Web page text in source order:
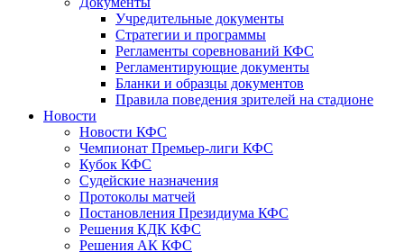
Учредительные документы
Стратегии и программы
Регламенты соревнований КФС
Регламентирующие документы
Бланки и образцы документов
Правила поведения зрителей на стадионе
Новости
Новости КФС
Чемпионат Премьер-лиги КФС
Кубок КФС
Судейские назначения
Протоколы матчей
Постановления Президиума КФС
Решения КДК КФС
Решения АК КФС